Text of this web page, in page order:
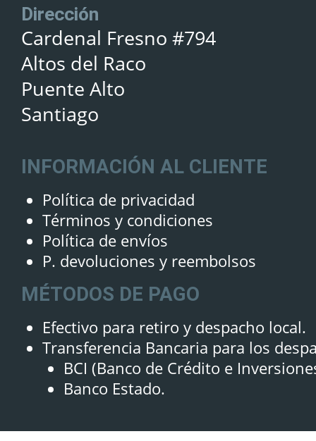
Dirección
Cardenal Fresno #794
Altos del Raco
Puente Alto
Santiago
INFORMACIÓN AL CLIENTE
Política de privacidad
Términos y condiciones
Política de envíos
P. devoluciones y reembolsos
MÉTODOS DE PAGO
Efectivo para retiro y despacho local.
Transferencia Bancaria para los
BCI (Banco de Crédito e
Banco Estado.